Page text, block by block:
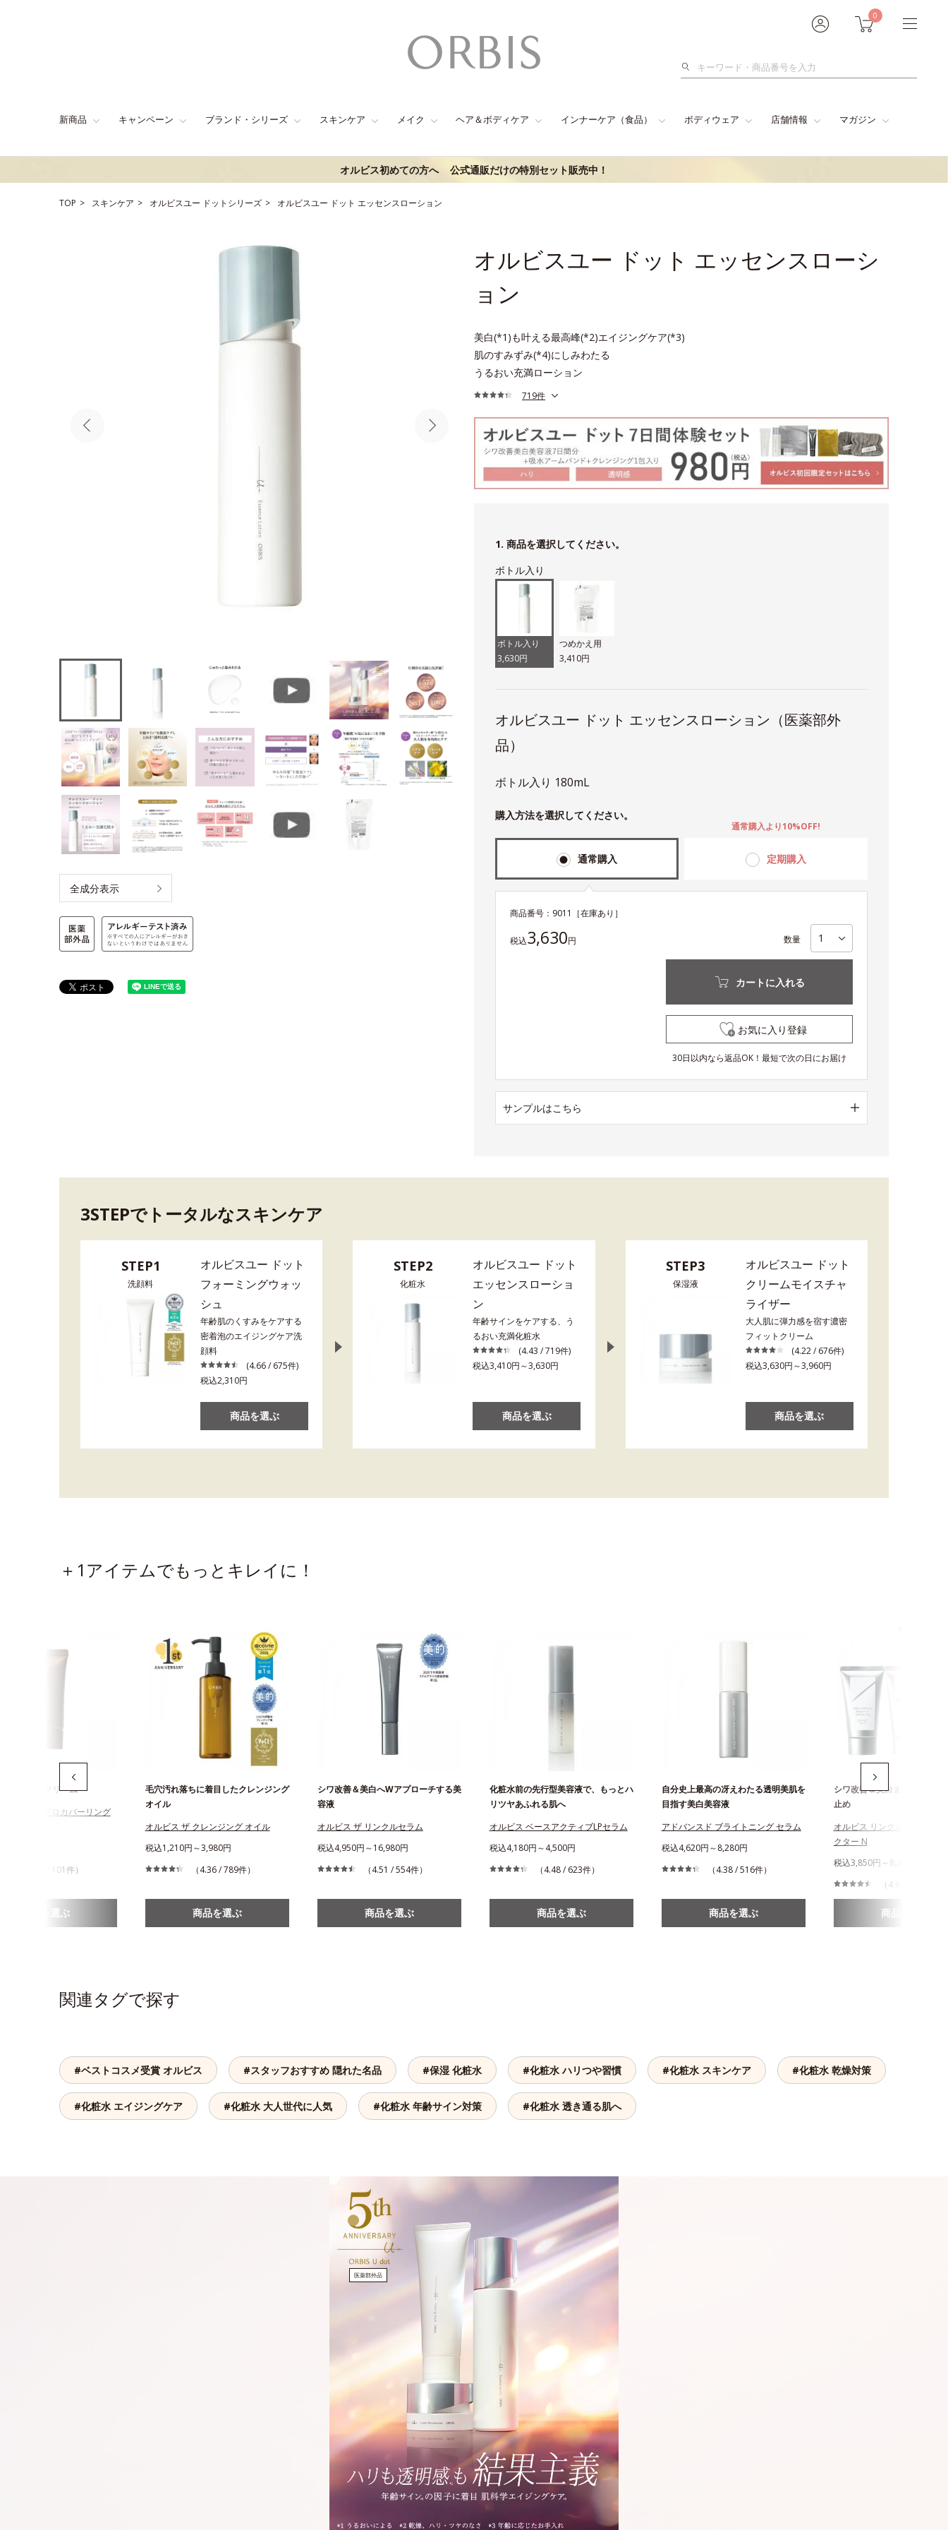
0
検
新商品 キャンペーン ブランド・シリーズ スキンケア メイク ヘア＆ボディケア インナーケア（食品） ボディウェア 店舗情報 マガジン
オルビス初めての方へ 公式通販だけの特別セット販売中！
TOP スキンケア オルビスユー ドットシリーズ オルビスユー ドット エッセンスローション
オルビスユー ドット エッセンスローシ
ョン
美白(*1)も叶える最高峰(*2)エイジングケア(*3)
肌のすみずみ(*4)にしみわたる
うるおい充満ローション
719件
全成分表示
1. 商品を選択してください。
ボトル入り
ボトル入り
3,630円
つめかえ用
3,410円
オルビスユー ドット エッセンスローション（医薬部外
品）
ボトル入り 180mL
購入方法を選択してください。
通常購入 定期購入
通常購入より10%OFF!
商品番号： 9011 ［在庫あり］
税込3,630円 数量
カートに入れる
お気に入り登録
30日以内なら返品OK！最短で次の日にお届け
サンプルはこちら
3STEPでトータルなスキンケア
STEP1
洗顔料
オルビスユー ドット
フォーミングウォッ
シュ
年齢肌のくすみをケアする
密着泡のエイジングケア洗
顔料
(4.66 / 675件)
税込2,310円
商品を選ぶ
STEP2
化粧水
オルビスユー ドット
エッセンスローショ
ン
年齢サインをケアする、う
るおい充満化粧水
(4.43 / 719件)
税込3,410円～3,630円
商品を選ぶ
STEP3
保湿液
オルビスユー ドット
クリームモイスチャ
ライザー
大人肌に弾力感を宿す濃密
フィットクリーム
(4.22 / 676件)
税込3,630円～3,960円
商品を選ぶ
＋1アイテムでもっとキレイに！
ためのBBクリーム
アンバー プロカバーリング
（3.95 / 101件）
商品を選ぶ
毛穴汚れ落ちに着目したクレンジング
オイル
オルビス ザ クレンジング オイル
税込1,210円～3,980円
（4.36 / 789件）
商品を選ぶ
シワ改善＆美白へWアプローチする美
容液
オルビス ザ リンクルセラム
税込4,950円～16,980円
（4.51 / 554件）
商品を選ぶ
化粧水前の先行型美容液で、もっとハ
リツヤあふれる肌へ
オルビス ベースアクティブLPセラム
税込4,180円～4,500円
（4.48 / 623件）
商品を選ぶ
自分史上最高の冴えわたる透明美肌を
目指す美白美容液
アドバンスド ブライトニング セラム
税込4,620円～8,280円
（4.38 / 516件）
商品を選ぶ
シワ改善＆美白まで叶える薬
止め
オルビス リンクルブライト
クター N
税込3,850円～8,280円
（4.64 / 863件）
商品を選ぶ
関連タグで探す
#ベストコスメ受賞 オルビス #スタッフおすすめ 隠れた名品 #保湿 化粧水 #化粧水 ハリつや習慣 #化粧水 スキンケア #化粧水 乾燥対策
#化粧水 エイジングケア #化粧水 大人世代に人気 #化粧水 年齢サイン対策 #化粧水 透き通る肌へ
医薬部外品